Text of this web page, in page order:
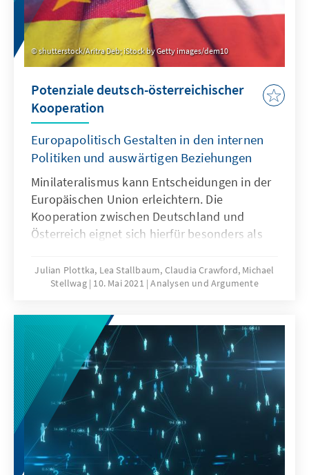
shutterstock/Aritra Deb; iStock by Getty images/dem10
Potenziale deutsch-österreichischer
Kooperation
Europapolitisch Gestalten in den internen
Politiken und auswärtigen Beziehungen
Minilateralismus kann Entscheidungen in der
Europäischen Union erleichtern. Die
Kooperation zwischen Deutschland und
Österreich eignet sich hierfür besonders als
Julian Plottka, Lea Stallbaum, Claudia Crawford, Michael
Stellwag 10. Mai 2021 Analysen und Argumente